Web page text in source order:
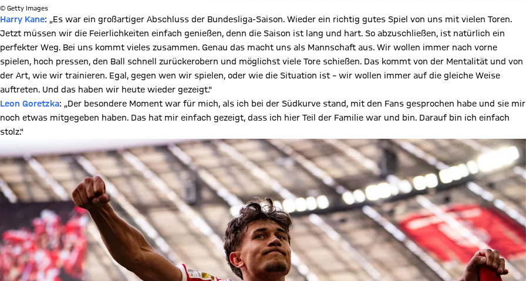
© Getty Images
Harry Kane: „Es war ein großartiger Abschluss der Bundesliga-Saison. Wieder ein richtig gutes Spiel von uns mit vielen Toren.
Jetzt müssen wir die Feierlichkeiten einfach genießen, denn die Saison ist lang und hart. So abzuschließen, ist natürlich ein
perfekter Weg. Bei uns kommt vieles zusammen. Genau das macht uns als Mannschaft aus. Wir wollen immer nach vorne
spielen, hoch pressen, den Ball schnell zurückerobern und möglichst viele Tore schießen. Das kommt von der Mentalität und von
der Art, wie wir trainieren. Egal, gegen wen wir spielen, oder wie die Situation ist – wir wollen immer auf die gleiche Weise
auftreten. Und das haben wir heute wieder gezeigt."
Leon Goretzka: „Der besondere Moment war für mich, als ich bei der Südkurve stand, mit den Fans gesprochen habe und sie mir
noch etwas mitgegeben haben. Das hat mir einfach gezeigt, dass ich hier Teil der Familie war und bin. Darauf bin ich einfach
stolz."